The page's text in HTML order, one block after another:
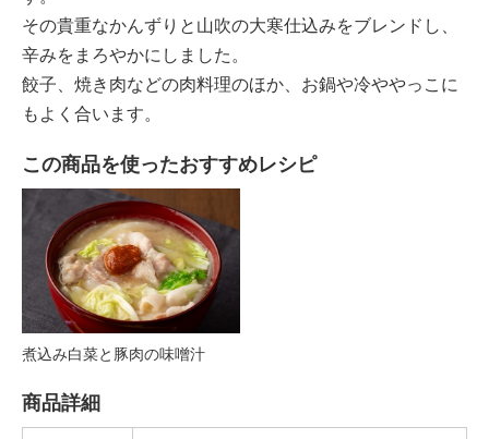
その貴重なかんずりと山吹の大寒仕込みをブレンドし、
辛みをまろやかにしました。
餃子、焼き肉などの肉料理のほか、お鍋や冷ややっこに
もよく合います。
この商品を使ったおすすめレシピ
煮込み白菜と豚肉の味噌汁
商品詳細